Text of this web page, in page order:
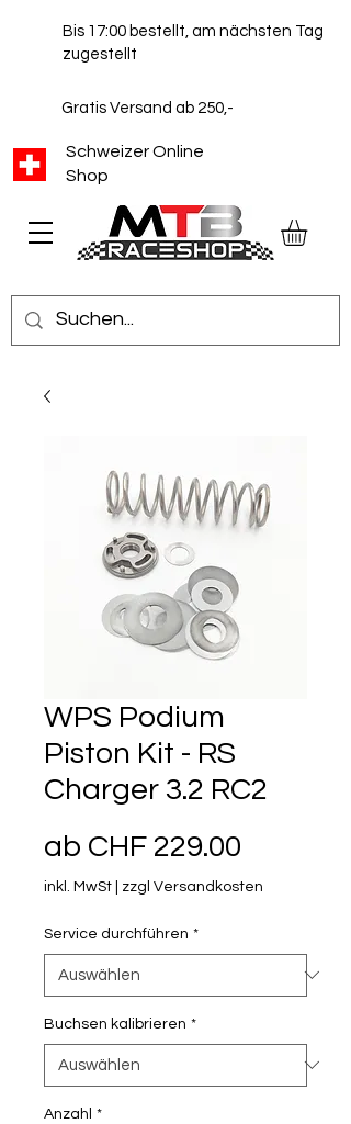
Schweizer Online
Shop
Bis 17:00 bestellt, am nächsten Tag
zugestellt
Gratis Versand ab 250,-
WPS Podium
Piston Kit - RS
Charger 3.2 RC2
ab CHF 229.00
inkl. MwSt zzgl Versandkosten
Service durchführen *
Buchsen kalibrieren *
Anzahl *